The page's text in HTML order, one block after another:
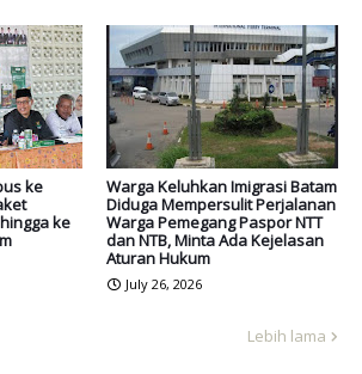
ke
ke
Warga Keluhkan Imigrasi Batam
Diduga Mempersulit Perjalanan
Warga Pemegang Paspor NTT
dan NTB, Minta Ada Kejelasan
Aturan Hukum
July 26, 2026
Lebih lama